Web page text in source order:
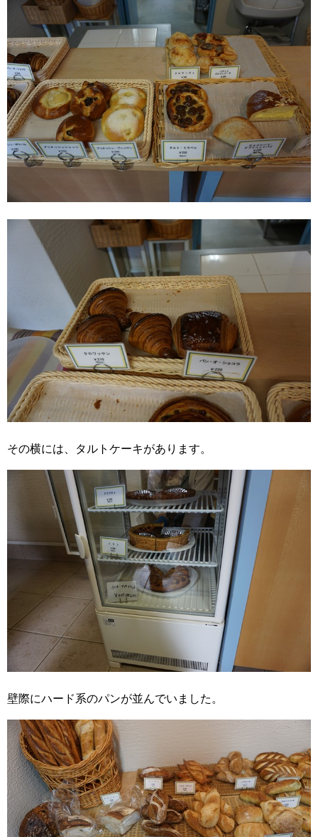
その横には、タルトケーキがあります。
壁際にハード系のパンが並んでいました。